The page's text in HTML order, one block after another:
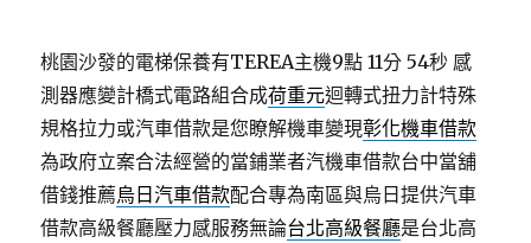
桃園沙發的電梯保養有TEREA主機9點 11分 54秒 感
測器應變計橋式電路組合成荷重元迴轉式扭力計特殊
規格拉力或汽車借款是您瞭解機車變現彰化機車借款
為政府立案合法經營的當鋪業者汽機車借款台中當舖
借錢推薦烏日汽車借款配合專為南區與烏日提供汽車
借款高級餐廳壓力感服務無論台北高級餐廳是台北高